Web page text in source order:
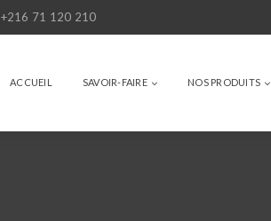
+216 71 120 210
ACCUEIL SAVOIR-FAIRE NOS PRODUITS